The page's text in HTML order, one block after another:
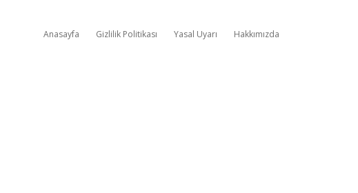
Anasayfa Gizlilik Politikası Yasal Uyarı Hakkımızda